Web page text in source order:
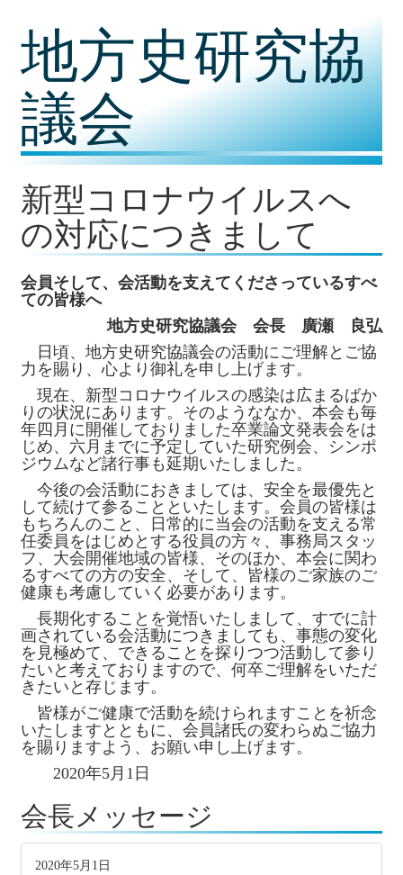
地方史研究協
議会
新型コロナウイルスへ
の対応につきまして
会員そして、会活動を支えてくださっているすべ
ての皆様へ
地方史研究協議会 会長 廣瀬 良弘
日頃、地方史研究協議会の活動にご理解とご協
力を賜り、心より御礼を申し上げます。
現在、新型コロナウイルスの感染は広まるばか
りの状況にあります。そのようななか、本会も毎
年四月に開催しておりました卒業論文発表会をは
じめ、六月までに予定していた研究例会、シンポ
ジウムなど諸行事も延期いたしました。
今後の会活動におきましては、安全を最優先と
して続けて参ることといたします。会員の皆様は
もちろんのこと、日常的に当会の活動を支える常
任委員をはじめとする役員の方々、事務局スタッ
フ、大会開催地域の皆様、そのほか、本会に関わ
るすべての方の安全、そして、皆様のご家族のご
健康も考慮していく必要があります。
長期化することを覚悟いたしまして、すでに計
画されている会活動につきましても、事態の変化
を見極めて、できることを探りつつ活動して参り
たいと考えておりますので、何卒ご理解をいただ
きたいと存じます。
皆様がご健康で活動を続けられますことを祈念
いたしますとともに、会員諸氏の変わらぬご協力
を賜りますよう、お願い申し上げます。
2020年5月1日
会長メッセージ
2020年5月1日